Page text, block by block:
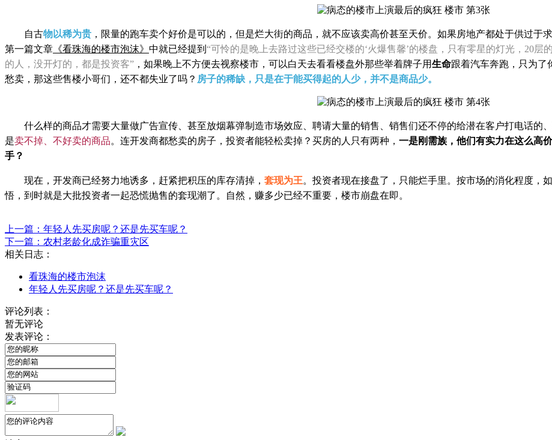
自古物以稀为贵 ，限量的跑车卖个好价是可以的，但是烂大街的商品，就不应该卖高价甚至天价。如果房地产都处于供过于
第一篇文章 《看珠海的楼市泡沫》 中就已经提到 “可怜的是晚上去路过这些已经交楼的‘火爆售馨’的楼盘，只有零星的灯光，20
的人，没开灯的，都是投资客” ，如果晚上不方便去视察楼市，可以白天去看看楼盘外那些举着牌子用生命跟着汽车奔跑，只为了
愁卖，那这些售楼小哥们，还不都失业了吗？ 房子的稀缺，只是在于能买得起的人少，并不是商品少。
什么样的商品才需要大量做广告宣传、甚至放烟幕弹制造市场效应、聘请大量的销售、销售们还不停的给潜在客户打电话的
是卖不掉、不好卖的商品。 连开发商都愁卖的房子，投资者能轻松卖掉？买房的人只有两种， 一是刚需族，他们有实力在这么高
手？
现在，开发商已经努力地诱多，赶紧把积压的库存清掉， 套现为王。投资者现在接盘了，只能烂手里。按市场的消化程度，
悟，到时就是大批投资者一起恐慌抛售的套现潮了。自然，赚多少已经不重要，楼市崩盘在即。
上一篇：年轻人先买房呢？还是先买车呢？
下一篇：农村老龄化成诈骗重灾区
相关日志：
看珠海的楼市泡沫
年轻人先买房呢？还是先买车呢？
评论列表：
暂无评论
发表评论：